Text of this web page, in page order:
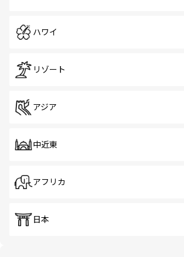
ハワイ
リゾート
アジア
中近東
アフリカ
日本